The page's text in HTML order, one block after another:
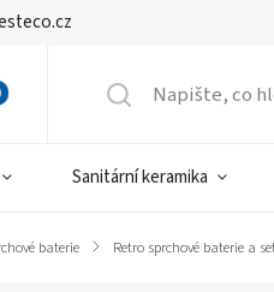
Sanitární keramika
baterie / Retro sprchové baterie a